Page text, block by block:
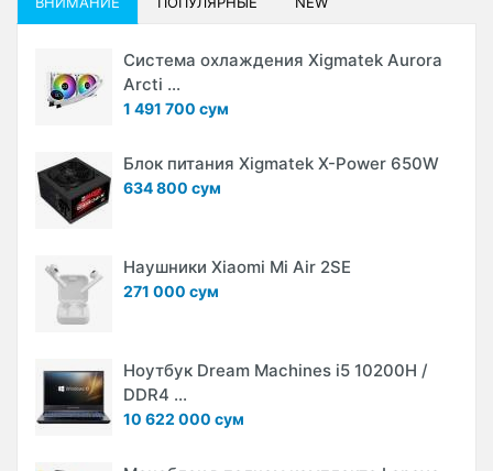
Система охлаждения Xigmatek Aurora
Arcti ...
1 491 700 сум
Блок питания Xigmatek X-Power 650W
634 800 сум
Наушники Xiaomi Mi Air 2SE
271 000 сум
Ноутбук Dream Machines i5 10200H /
DDR4 ...
10 622 000 сум